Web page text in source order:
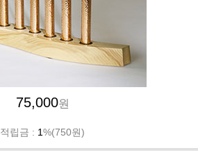
75,000원
적립금 : 1%(750원)